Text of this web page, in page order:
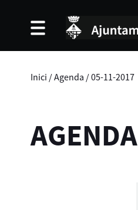
Inici /Agenda /05-11-2017
AGENDA